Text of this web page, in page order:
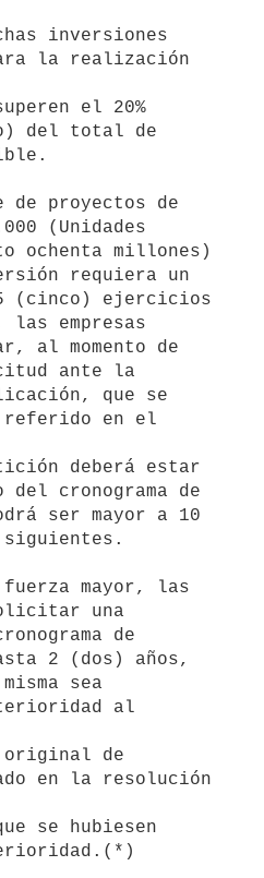
la realización
del total de
(Unidades
requiera un
empresas
ante la
referido en el
cronograma de
una
2 (dos) años,
al
en la resolución